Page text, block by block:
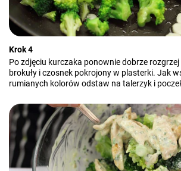
Krok 4
Po zdjęciu kurczaka ponownie dobrze
brokuły i czosnek pokrojony w plasterki. Jak
rumianych kolorów odstaw na talerzyk i